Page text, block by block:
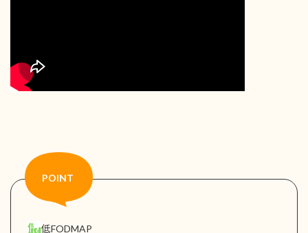
低FODMAP